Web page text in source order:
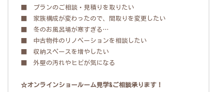
■ プランのご相談・見積りを取りたい
■ 家族構成が変わったので、間取りを変更したい
■ 冬のお風呂場が寒すぎる…
■ 中古物件のリノベーションを相談したい
■ 収納スペースを増やしたい
■ 外壁の汚れやヒビが気になる
☆オンラインショールーム見学&ご相談承ります！